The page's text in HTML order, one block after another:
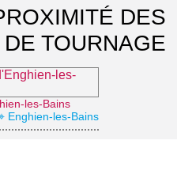
DES
TOURNAGE
les-Bains
Enghien-les-Bains